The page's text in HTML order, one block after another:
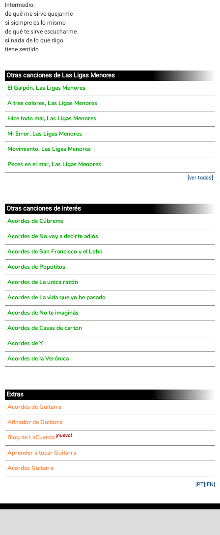
Intermedio:
de qué me sirve quejarme
si siempre es lo mismo
de qué te sirve escucharme
si nada de lo que digo
tiene sentido
Otras canciones de Las Ligas Menores
El Galpón, Las Ligas Menores
A tres colores, Las Ligas Menores
Hice todo mal, Las Ligas Menores
Mi Error, Las Ligas Menores
Movimiento, Las Ligas Menores
Peces en el mar, Las Ligas Menores
[ver todas]
Otras canciones de interés
Acordes de Cúbreme
Acordes de No voy a decirte adiós
Acordes de San Francisco y el Lobo
Acordes de Popotitos
Acordes de La unica razón
Acordes de La vida que yo he pasado
Acordes de No te imaginás
Acordes de Casas de carton
Acordes de Y
Acordes de la Verónica
Extras
Acordes de Guitarra
Afinador de Guitarra
Blog de LaCuerda ¡nuevo!
Aprender a tocar Guitarra
Acordes Guitarra
[EN]
[PT]